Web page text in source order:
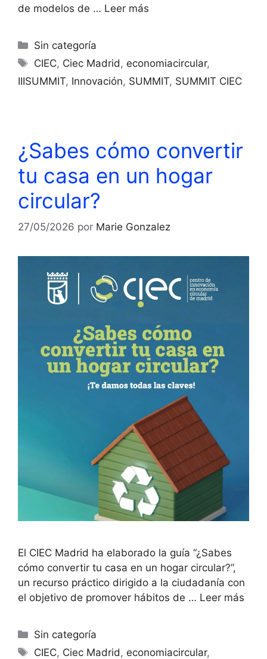
de modelos de … Leer más
Sin categoría
CIEC, Ciec Madrid , economiacircular,
IIISUMMIT, Innovación, SUMMIT, SUMMIT CIEC
¿Sabes cómo convertir
tu casa en un hogar
circular?
27/05/2026 por Marie Gonzalez
El CIEC Madrid ha elaborado la guía “¿Sabes
cómo convertir tu casa en un hogar circular?”,
un recurso práctico dirigido a la ciudadanía con
el objetivo de promover hábitos de … Leer más
Sin categoría
CIEC, Ciec Madrid , economiacircular,